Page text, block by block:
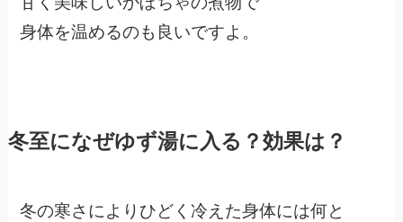
身体を温めるのも良いですよ。
冬至になぜゆず湯に入る？効果は？
冬の寒さによりひどく冷えた身体には何と